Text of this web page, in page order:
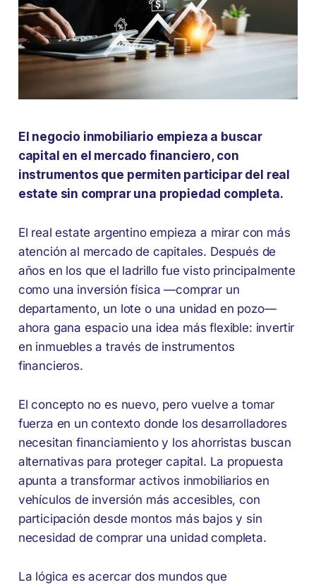
El negocio inmobiliario empieza a buscar
capital en el mercado financiero, con
instrumentos que permiten participar del real
estate sin comprar una propiedad completa.
El real estate argentino empieza a mirar con más
atención al mercado de capitales. Después de
años en los que el ladrillo fue visto principalmente
como una inversión física —comprar un
departamento, un lote o una unidad en pozo—
ahora gana espacio una idea más flexible: invertir
en inmuebles a través de instrumentos
financieros.
El concepto no es nuevo, pero vuelve a tomar
fuerza en un contexto donde los desarrolladores
necesitan financiamiento y los ahorristas buscan
alternativas para proteger capital. La propuesta
apunta a transformar activos inmobiliarios en
vehículos de inversión más accesibles, con
participación desde montos más bajos y sin
necesidad de comprar una unidad completa.
La lógica es acercar dos mundos que